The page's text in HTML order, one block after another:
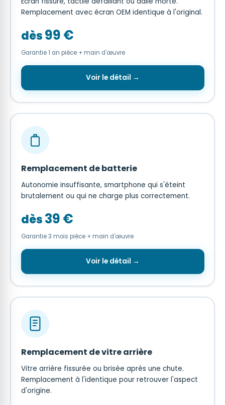
Remplacement avec écran OEM identique à l'original.
dès99 €
Garantie 1 an pièce + main d'œuvre
Voir le détail →
Remplacement de batterie
Autonomie insuffisante, smartphone qui s'éteint
brutalement ou qui ne charge plus correctement.
dès39 €
Garantie 3 mois pièce + main d'œuvre
Voir le détail →
Remplacement de vitre arrière
Vitre arrière fissurée ou brisée après une chute.
Remplacement à l'identique pour retrouver l'aspect
d'origine.